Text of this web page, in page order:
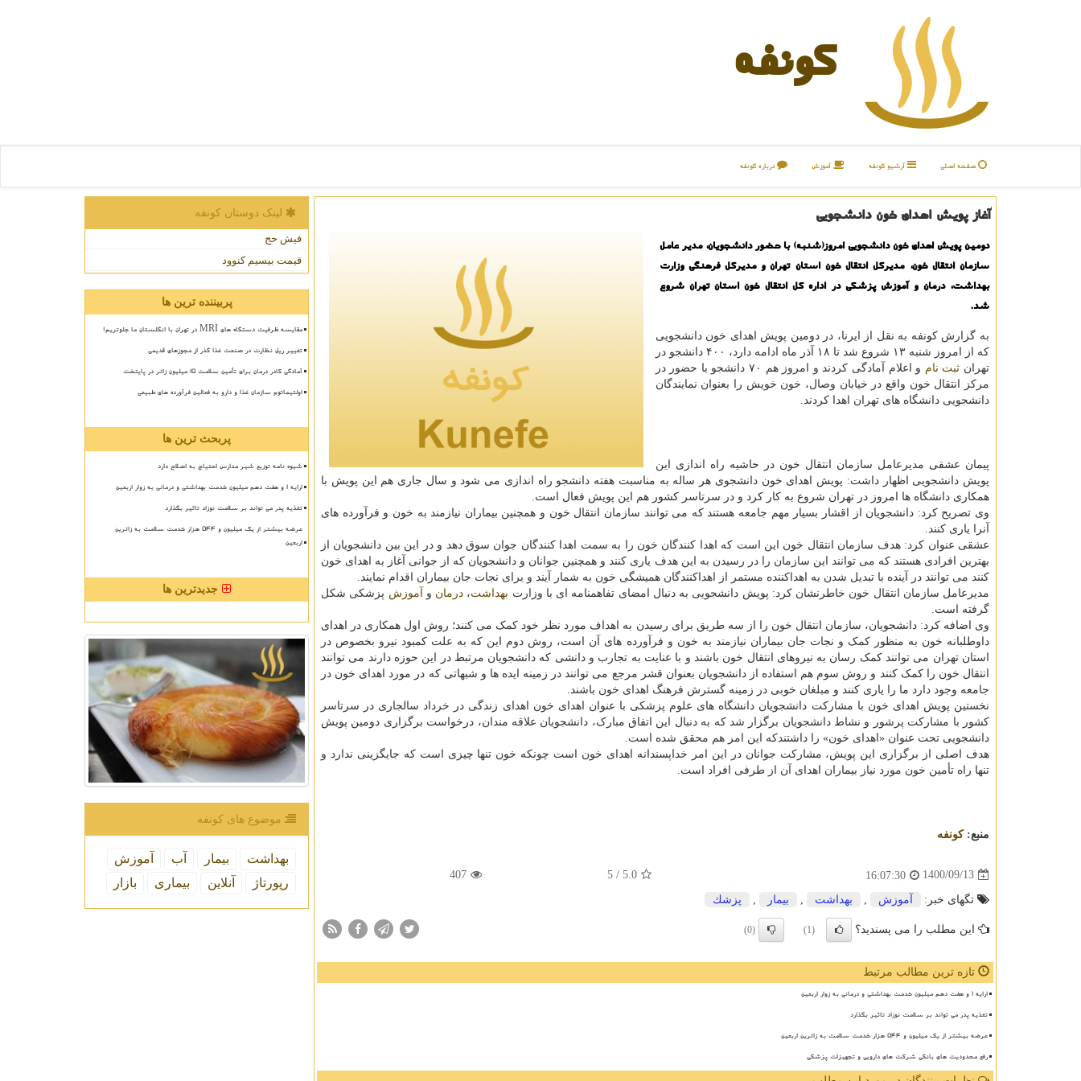
كونفه
صفحه اصلی آرشیو كونفه آموزش درباره كونفه
آغاز پویش اهدای خون دانشجویی
دومین پویش اهدای خون دانشجویی امروز(شنبه) با حضور دانشجویان، مدیر عامل
سازمان انتقال خون، مدیرکل انتقال خون استان تهران و مدیرکل فرهنگی وزارت
بهداشت، درمان و آموزش پزشکی در اداره کل انتقال خون استان تهران شروع
شد.
به گزارش کونفه به نقل از ایرنا، در دومین پویش اهدای خون دانشجویی
که از امروز شنبه ۱۳ شروع شد تا ۱۸ آذر ماه ادامه دارد، ۴۰۰ دانشجو در
تهران ثبت نام
و اعلام آمادگی کردند و امروز هم ۷۰ دانشجو با حضور در
مرکز انتقال خون واقع در خیابان وصال، خون خویش را بعنوان نمایندگان
دانشجویی دانشگاه های تهران اهدا کردند.
پیمان عشقی مدیرعامل سازمان انتقال خون در حاشیه راه اندازی این
پویش دانشجویی اظهار داشت: پویش اهدای خون دانشجوی هر ساله به مناسبت هفته دانشجو راه اندازی می شود و سال جاری هم این پویش با
همکاری دانشگاه ها امروز در تهران شروع به کار کرد و در سرتاسر کشور هم این پویش فعال است.
وی تصریح کرد: دانشجویان از اقشار بسیار مهم جامعه هستند که می توانند سازمان انتقال خون و همچنین بیماران نیازمند به خون و فرآورده های
آنرا یاری کنند.
عشقی عنوان کرد: هدف سازمان انتقال خون این است که اهدا کنندگان خون را به سمت اهدا کنندگان جوان سوق دهد و در این بین دانشجویان از
بهترین افرادی هستند که می توانند این سازمان را در رسیدن به این هدف یاری کنند و همچنین جوانان و دانشجویان که از جوانی آغاز به اهدای خون
کنند می توانند در آینده با تبدیل شدن به اهداکننده مستمر از اهداکنندگان همیشگی خون به شمار آیند و برای نجات جان بیماران اقدام نمایند.
مدیرعامل سازمان انتقال خون خاطرنشان کرد: پویش دانشجویی به دنبال امضای تفاهمنامه ای با وزارت بهداشت، درمان و آموزش پزشکی شکل
گرفته است.
وی اضافه کرد: دانشجویان، سازمان انتقال خون را از سه طریق برای رسیدن به اهداف مورد نظر خود کمک می کنند؛ روش اول همکاری در اهدای
داوطلبانه خون به منظور کمک و نجات جان بیماران نیازمند به خون و فرآورده های آن است، روش دوم این که به علت کمبود نیرو بخصوص در
استان تهران می توانند کمک رسان به نیروهای انتقال خون باشند و با عنایت به تجارب و دانشی که دانشجویان مرتبط در این حوزه دارند می توانند
انتقال خون را کمک کنند و روش سوم هم استفاده از دانشجویان بعنوان قشر مرجع می توانند در زمینه ایده ها و شبهاتی که در مورد اهدای خون در
جامعه وجود دارد ما را یاری کنند و مبلغان خوبی در زمینه گسترش فرهنگ اهدای خون باشند.
نخستین پویش اهدای خون با مشارکت دانشجویان دانشگاه های علوم پزشکی با عنوان اهدای خون اهدای زندگی در خرداد سالجاری در سرتاسر
کشور با مشارکت پرشور و نشاط دانشجویان برگزار شد که به دنبال این اتفاق مبارک، دانشجویان علاقه مندان، درخواست برگزاری دومین پویش
دانشجویی تحت عنوان «اهدای خون» را داشتندکه این امر هم محقق شده است.
هدف اصلی از برگزاری این پویش، مشارکت جوانان در این امر خداپسندانه اهدای خون است چونکه خون تنها چیزی است که جایگزینی ندارد و
تنها راه تأمین خون مورد نیاز بیماران اهدای آن از طرفی افراد است.
منبع:كونفه
1400/09/13
16:07:30
5.0
/ 5
407
تگهای خبر: آموزش بهداشت بیمار پزشك
این مطلب را می پسندید؟ (1)
(0)
تازه ترین مطالب مرتبط
ارایه ۱ و هفت دهم میلیون خدمت بهداشتی و درمانی به زوار اربعین
تغذیه پدر می تواند بر سلامت نوزاد تاثیر بگذارد
عرضه بیشتر از یک میلیون و ۵۴۴ هزار خدمت سلامت به زائرین اربعین
رفع محدودیت های بانکی شرکت های دارویی و تجهیزات پزشکی
لینک دوستان كونفه
فیش حج
قیمت بیسیم کنوود
پربیننده ترین ها
مقایسه ظرفیت دستگاه های MRI در تهران با انگلستان ما جلوتریم!
تغییر ریل نظارت در صنعت غذا گذر از مجوزهای قدیمی
آمادگی کادر درمان برای تأمین سلامت 15 میلیون زائر در پایتخت
اولتیماتوم سازمان غذا و دارو به فعالین فرآورده های طبیعی
پربحث ترین ها
شیوه نامه توزیع شیر مدارس احتیاج به اصلاح دارد
ارایه ۱ و هفت دهم میلیون خدمت بهداشتی و درمانی به زوار اربعین
تغذیه پدر می تواند بر سلامت نوزاد تاثیر بگذارد
عرضه بیشتر از یک میلیون و ۵۴۴ هزار خدمت سلامت به زائرین
اربعین
جدیدترین ها
موضوع های كونفه
بهداشت بیمار آب
آموزش
رپورتاژ
آنلاین بیماری بازار